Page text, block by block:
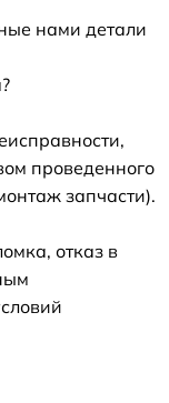
нами детали
проведенного
запчасти).
отказ в